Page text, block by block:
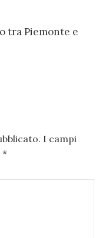
tra Piemonte e
I campi
*